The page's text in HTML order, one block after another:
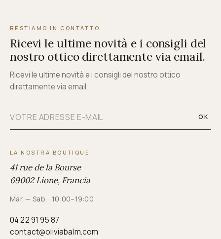
RESTIAMO IN CONTATTO
Ricevi le ultime novità e i consigli del
nostro ottico direttamente via email.
Ricevi le ultime novità e i consigli del nostro ottico
direttamente via email.
OK
LA NOSTRA BOUTIQUE
41 rue de la Bourse
69002 Lione, Francia
Mar. — Sab. · 10:00–19:00
04 22 91 95 87
contact@oliviabalm.com